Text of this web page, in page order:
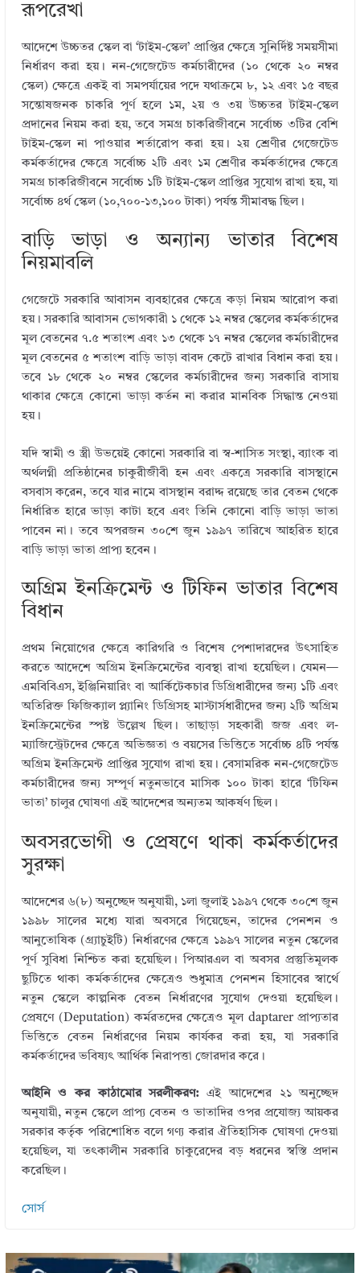
রূপরেখা
আদেশে উচ্চতর স্কেল বা ‘টাইম-স্কেল’ প্রাপ্তির ক্ষেত্রে সুনির্দিষ্ট সময়সীমা
নির্ধারণ করা হয়। নন-গেজেটেড কর্মচারীদের (১০ থেকে ২০ নম্বর
স্কেল) ক্ষেত্রে একই বা সমপর্যায়ের পদে যথাক্রমে ৮, ১২ এবং ১৫ বছর
সন্তোষজনক চাকরি পূর্ণ হলে ১ম, ২য় ও ৩য় উচ্চতর টাইম-স্কেল
প্রদানের নিয়ম করা হয়, তবে সমগ্র চাকরিজীবনে সর্বোচ্চ ৩টির বেশি
টাইম-স্কেল না পাওয়ার শর্তারোপ করা হয়। ২য় শ্রেণীর গেজেটেড
কর্মকর্তাদের ক্ষেত্রে সর্বোচ্চ ২টি এবং ১ম শ্রেণীর কর্মকর্তাদের ক্ষেত্রে
সমগ্র চাকরিজীবনে সর্বোচ্চ ১টি টাইম-স্কেল প্রাপ্তির সুযোগ রাখা হয়, যা
সর্বোচ্চ ৪র্থ স্কেল (১০,৭০০-১৩,১০০ টাকা) পর্যন্ত সীমাবদ্ধ ছিল।
বাড়ি ভাড়া ও অন্যান্য ভাতার বিশেষ
নিয়মাবলি
গেজেটে সরকারি আবাসন ব্যবহারের ক্ষেত্রে কড়া নিয়ম আরোপ করা
হয়। সরকারি আবাসন ভোগকারী ১ থেকে ১২ নম্বর স্কেলের কর্মকর্তাদের
মূল বেতনের ৭.৫ শতাংশ এবং ১৩ থেকে ১৭ নম্বর স্কেলের কর্মচারীদের
মূল বেতনের ৫ শতাংশ বাড়ি ভাড়া বাবদ কেটে রাখার বিধান করা হয়।
তবে ১৮ থেকে ২০ নম্বর স্কেলের কর্মচারীদের জন্য সরকারি বাসায়
থাকার ক্ষেত্রে কোনো ভাড়া কর্তন না করার মানবিক সিদ্ধান্ত নেওয়া
হয়।
যদি স্বামী ও স্ত্রী উভয়েই কোনো সরকারি বা স্ব-শাসিত সংস্থা, ব্যাংক বা
অর্থলগ্নী প্রতিষ্ঠানের চাকুরীজীবী হন এবং একত্রে সরকারি বাসস্থানে
বসবাস করেন, তবে যার নামে বাসস্থান বরাদ্দ রয়েছে তার বেতন থেকে
নির্ধারিত হারে ভাড়া কাটা হবে এবং তিনি কোনো বাড়ি ভাড়া ভাতা
পাবেন না। তবে অপরজন ৩০শে জুন ১৯৯৭ তারিখে আহরিত হারে
বাড়ি ভাড়া ভাতা প্রাপ্য হবেন।
অগ্রিম ইনক্রিমেন্ট ও টিফিন ভাতার বিশেষ
বিধান
প্রথম নিয়োগের ক্ষেত্রে কারিগরি ও বিশেষ পেশাদারদের উৎসাহিত
করতে আদেশে অগ্রিম ইনক্রিমেন্টের ব্যবস্থা রাখা হয়েছিল। যেমন—
এমবিবিএস, ইঞ্জিনিয়ারিং বা আর্কিটেকচার ডিগ্রিধারীদের জন্য ১টি এবং
অতিরিক্ত ফিজিক্যাল প্ল্যানিং ডিগ্রিসহ মাস্টার্সধারীদের জন্য ২টি অগ্রিম
ইনক্রিমেন্টের স্পষ্ট উল্লেখ ছিল। তাছাড়া সহকারী জজ এবং ল-
ম্যাজিস্ট্রেটদের ক্ষেত্রে অভিজ্ঞতা ও বয়সের ভিত্তিতে সর্বোচ্চ ৪টি পর্যন্ত
অগ্রিম ইনক্রিমেন্ট প্রাপ্তির সুযোগ রাখা হয়। বেসামরিক নন-গেজেটেড
কর্মচারীদের জন্য সম্পূর্ণ নতুনভাবে মাসিক ১০০ টাকা হারে ‘টিফিন
ভাতা’ চালুর ঘোষণা এই আদেশের অন্যতম আকর্ষণ ছিল।
অবসরভোগী ও প্রেষণে থাকা কর্মকর্তাদের
সুরক্ষা
আদেশের ৬(৮) অনুচ্ছেদ অনুযায়ী, ১লা জুলাই ১৯৯৭ থেকে ৩০শে জুন
১৯৯৮ সালের মধ্যে যারা অবসরে গিয়েছেন, তাদের পেনশন ও
আনুতোষিক (গ্র্যাচুইটি) নির্ধারণের ক্ষেত্রে ১৯৯৭ সালের নতুন স্কেলের
পূর্ণ সুবিধা নিশ্চিত করা হয়েছিল। পিআরএল বা অবসর প্রস্তুতিমূলক
ছুটিতে থাকা কর্মকর্তাদের ক্ষেত্রেও শুধুমাত্র পেনশন হিসাবের স্বার্থে
নতুন স্কেলে কাল্পনিক বেতন নির্ধারণের সুযোগ দেওয়া হয়েছিল।
প্রেষণে (Deputation) কর্মরতদের ক্ষেত্রেও মূল daptarer প্রাপ্যতার
ভিত্তিতে বেতন নির্ধারণের নিয়ম কার্যকর করা হয়, যা সরকারি
কর্মকর্তাদের ভবিষ্যৎ আর্থিক নিরাপত্তা জোরদার করে।
আইনি ও কর কাঠামোর সরলীকরণ:এই আদেশের ২১ অনুচ্ছেদ
অনুযায়ী, নতুন স্কেলে প্রাপ্য বেতন ও ভাতাদির ওপর প্রযোজ্য আয়কর
সরকার কর্তৃক পরিশোধিত বলে গণ্য করার ঐতিহাসিক ঘোষণা দেওয়া
হয়েছিল, যা তৎকালীন সরকারি চাকুরেদের বড় ধরনের স্বস্তি প্রদান
করেছিল।
সোর্স